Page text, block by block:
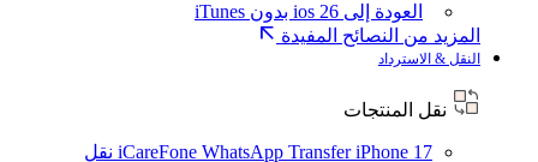
العودة إلى ios 26 بدون iTunes
المزيد من النصائح المفيدة
النقل & الاسترداد
نقل المنتجات
iCareFone WhatsApp TransferiPhone 17
نقل